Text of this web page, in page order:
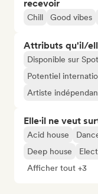
recevoir
Chill Good vibes
Attributs qu'il/
Disponible sur
Potentiel
Artiste
Elle·il ne veut
Acid house
Deep house
Afficher tout +3